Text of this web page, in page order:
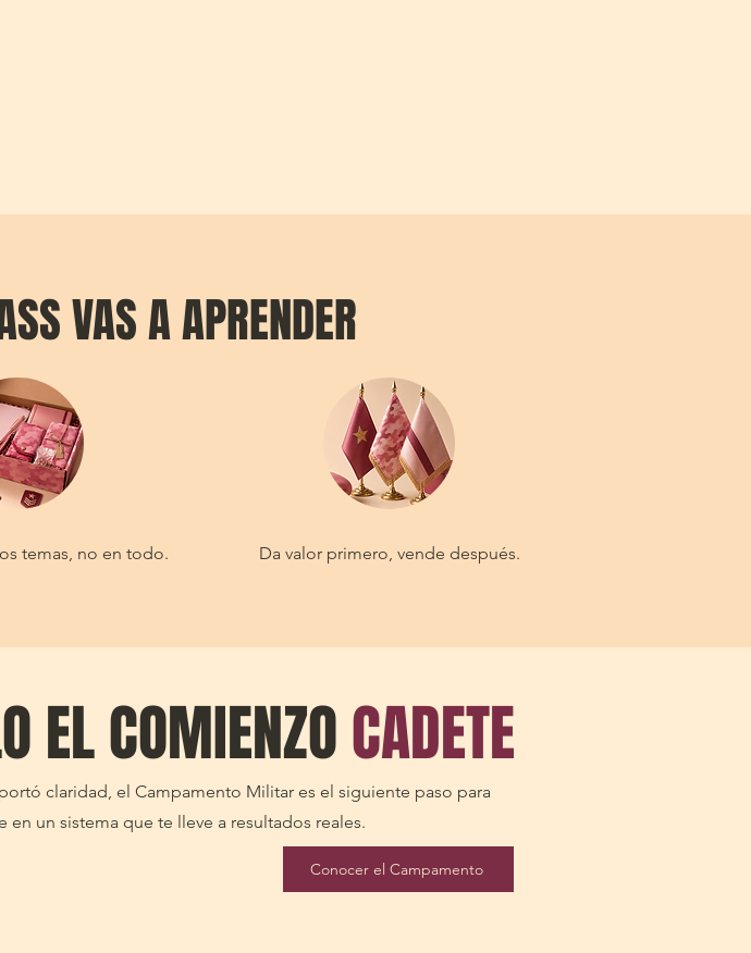
VAS A APRENDER
temas, no en todo. Da valor primero, vende después.
EL COMIENZOCADETE
claridad, el Campamento Militar es el siguiente paso para
en un sistema que te lleve a resultados reales.
Conocer el Campamento